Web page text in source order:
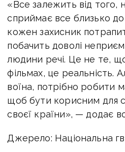
«Все залежить від того,
сприймає все близько
кожен захисник
побачить доволі
людини речі. Це не те,
фільмах, це реальність.
воїна, потрібно робити
щоб бути корисним для
своєї країни», — додає
Джерело: Національна